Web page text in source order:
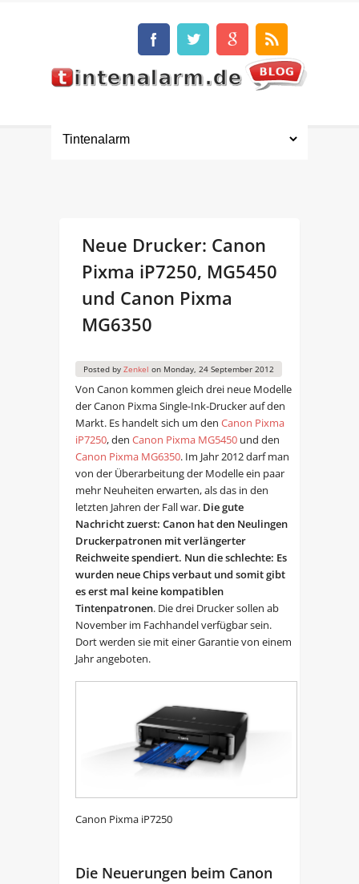
Neue Drucker: Canon
Pixma iP7250, MG5450
und Canon Pixma
MG6350
Posted by Zenkel on Monday, 24 September 2012
Von Canon kommen gleich drei neue Modelle
der Canon Pixma Single-Ink-Drucker auf den
Markt. Es handelt sich um den Canon Pixma
iP7250, den Canon Pixma MG5450und den
Canon Pixma MG6350. Im Jahr 2012 darf man
von der Überarbeitung der Modelle ein paar
mehr Neuheiten erwarten, als das in den
letzten Jahren der Fall war. Die gute
Nachricht zuerst: Canon hat den Neulingen
Druckerpatronen mit verlängerter
Reichweite spendiert. Nun die schlechte: Es
wurden neue Chips verbaut und somit gibt
es erst mal keine kompatiblen
Tintenpatronen. Die drei Drucker sollen ab
November im Fachhandel verfügbar sein.
Dort werden sie mit einer Garantie von einem
Jahr angeboten.
Canon Pixma iP7250
Die Neuerungen beim Canon